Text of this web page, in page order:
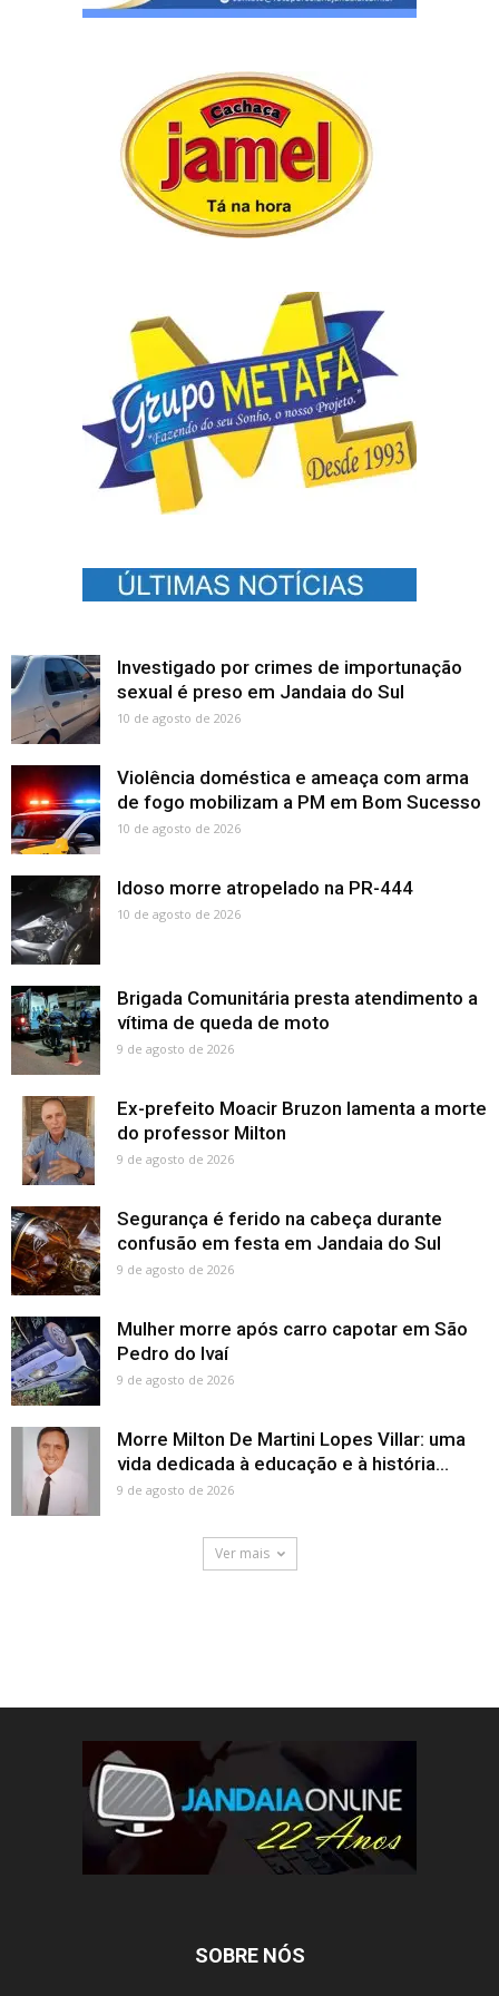
Investigado por crimes de importunação
sexual é preso em Jandaia do Sul
10 de agosto de 2026
Violência doméstica e ameaça com arma
de fogo mobilizam a PM em Bom Sucesso
10 de agosto de 2026
Idoso morre atropelado na PR-444
10 de agosto de 2026
Brigada Comunitária presta atendimento a
vítima de queda de moto
9 de agosto de 2026
Ex-prefeito Moacir Bruzon lamenta a morte
do professor Milton
9 de agosto de 2026
Segurança é ferido na cabeça durante
confusão em festa em Jandaia do Sul
9 de agosto de 2026
Mulher morre após carro capotar em São
Pedro do Ivaí
9 de agosto de 2026
Morre Milton De Martini Lopes Villar: uma
vida dedicada à educação e à história...
9 de agosto de 2026
Ver mais
SOBRE NÓS